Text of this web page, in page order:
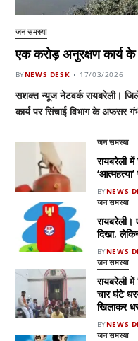
जन समस्या
एक करोड़ अनुरक्षण कार्य के
BYNEWS DESK 17/03/2026
सशक्त न्यूज नेटवर्क रायबरेली।
कार्य पर सिंचाई विभाग के अफसर
जन समस्या
रायबरेली
BYNEWS
जन समस्या
रायबरेली।
दिखा,
BYNEWS
जन समस्या
रायबरेली
चार घंटे
खिलाकर
BYNEWS
जन समस्या